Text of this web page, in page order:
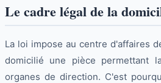
Le cadre légal de la
La loi impose au centre d'affaires
domicilié une pièce permettant
organes de direction. C'est